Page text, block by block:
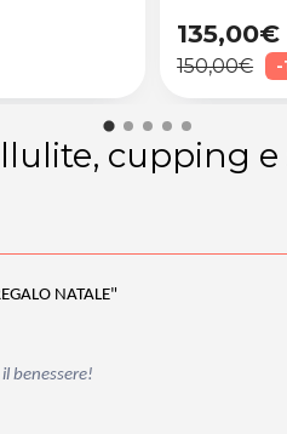
135,00€
150,00€ -
cupping e
NATALE"
benessere!